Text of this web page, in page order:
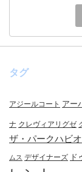
タグ
アジールコート アー
ナ クレヴィアリグゼ
ザ・パークハビオ
ムス デザイナーズ ド